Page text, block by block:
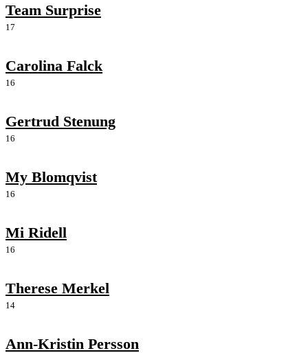
Team Surprise
17
Carolina Falck
16
Gertrud Stenung
16
My Blomqvist
16
Mi Ridell
16
Therese Merkel
14
Ann-Kristin Persson